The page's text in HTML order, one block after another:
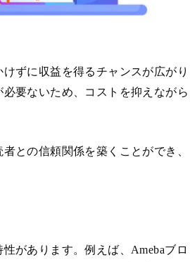
ずに収益を得るチャンスが広がり
要ないため、コストを抑えながら
との信頼関係を築くことができ、
があります。例えば、Amebaブロ